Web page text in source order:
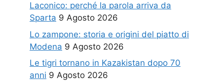
Laconico: perché la parola arriva da
Sparta 9 Agosto 2026
Lo zampone: storia e origini del piatto di
Modena 9 Agosto 2026
Le tigri tornano in Kazakistan dopo 70
anni 9 Agosto 2026